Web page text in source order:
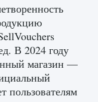
0 0
В 2024 году
магазин —
пользователям